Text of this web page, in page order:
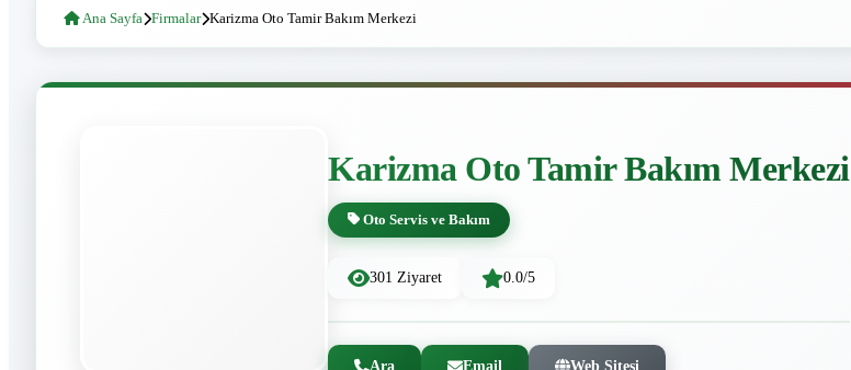
Ana Sayfa Firmalar Karizma Oto Tamir Bakım Merkezi
Karizma Oto Tamir Bakım Merkezi
Oto Servis ve Bakım
301 Ziyaret 0.0/5
Ara Email Web Sitesi